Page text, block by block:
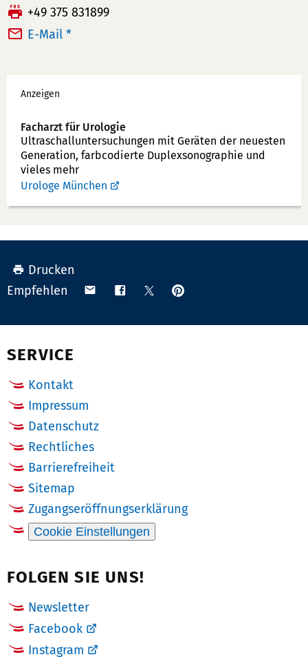
e
l
n
u
m
m
e
r:
F
a
+49 375 831899
E-Mail *
Werbung
Anzeigen
Facharzt für Urologie
Ultraschallunter­suchungen mit Geräten der neuesten
Generation, farbcodierte Duplex­sonographie und
vieles mehr
Urologe München
Drucken
Empfehlen
Teilen Teilen TeilenAnpinnen
SERVICE
Kontakt
Impressum
Datenschutz
Rechtliches
Barrierefreiheit
Sitemap
Zugangseröffnungserklärung
Cookie Einstellungen
FOLGEN SIE UNS!
Newsletter
Facebook
Instagram